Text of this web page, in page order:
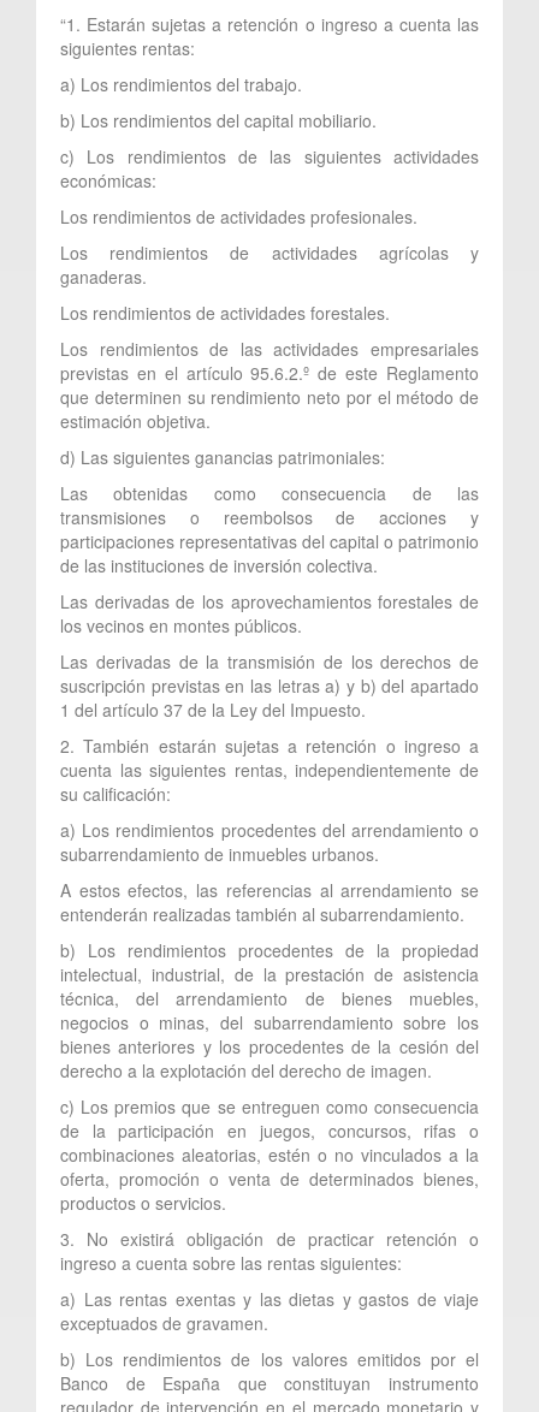
“1. Estarán sujetas a retención o ingreso a cuenta las
siguientes rentas:
a) Los rendimientos del trabajo.
b) Los rendimientos del capital mobiliario.
c) Los rendimientos de las siguientes actividades
económicas:
Los rendimientos de actividades profesionales.
Los rendimientos de actividades agrícolas y
ganaderas.
Los rendimientos de actividades forestales.
Los rendimientos de las actividades empresariales
previstas en el artículo 95.6.2.º de este Reglamento
que determinen su rendimiento neto por el método de
estimación objetiva.
d) Las siguientes ganancias patrimoniales:
Las obtenidas como consecuencia de las
transmisiones o reembolsos de acciones y
participaciones representativas del capital o patrimonio
de las instituciones de inversión colectiva.
Las derivadas de los aprovechamientos forestales de
los vecinos en montes públicos.
Las derivadas de la transmisión de los derechos de
suscripción previstas en las letras a) y b) del apartado
1 del artículo 37 de la Ley del Impuesto.
2. También estarán sujetas a retención o ingreso a
cuenta las siguientes rentas, independientemente de
su calificación:
a) Los rendimientos procedentes del arrendamiento o
subarrendamiento de inmuebles urbanos.
A estos efectos, las referencias al arrendamiento se
entenderán realizadas también al subarrendamiento.
b) Los rendimientos procedentes de la propiedad
intelectual, industrial, de la prestación de asistencia
técnica, del arrendamiento de bienes muebles,
negocios o minas, del subarrendamiento sobre los
bienes anteriores y los procedentes de la cesión del
derecho a la explotación del derecho de imagen.
c) Los premios que se entreguen como consecuencia
de la participación en juegos, concursos, rifas o
combinaciones aleatorias, estén o no vinculados a la
oferta, promoción o venta de determinados bienes,
productos o servicios.
3. No existirá obligación de practicar retención o
ingreso a cuenta sobre las rentas siguientes:
a) Las rentas exentas y las dietas y gastos de viaje
exceptuados de gravamen.
b) Los rendimientos de los valores emitidos por el
Banco de España que constituyan instrumento
regulador de intervención en el mercado monetario y